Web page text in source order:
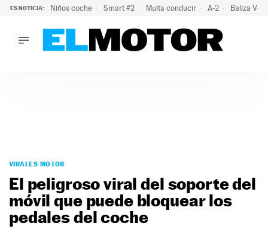
ES NOTICIA: Niños coche Smart #2 Multa conducir A-2 Baliza V-
PODCAST
MOTOS
TECNOLOGÍA
SUPERCOCHES
MOTORTV
VIRALES MOTOR
El peligroso viral del soporte del
móvil que puede bloquear los
pedales del coche